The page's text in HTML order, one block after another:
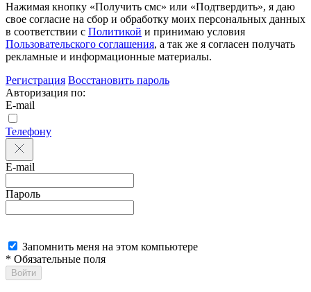
Нажимая кнопку «Получить смс» или «Подтвердить», я даю
свое согласие на сбор и обработку моих персональных данных
в соответствии с Политикой и принимаю условия
Пользовательского соглашения, а так же я согласен получать
рекламные и информационные материалы.
Регистрация Восстановить пароль
Авторизация по:
E-mail
Телефону
E-mail
Пароль
Запомнить меня на этом компьютере
* Обязательные поля
Войти